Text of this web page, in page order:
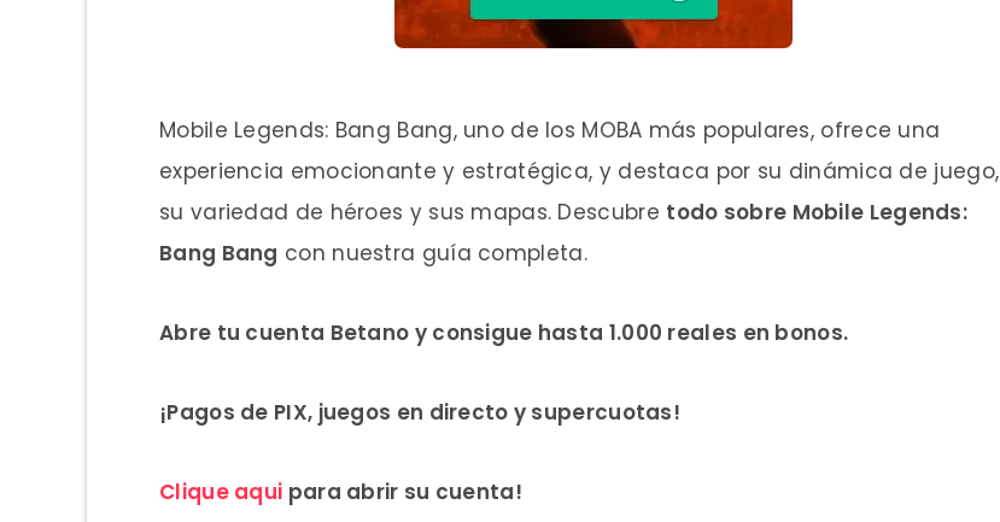
Mobile Legends: Bang Bang, uno de los MOBA más populares, ofrece una
experiencia emocionante y estratégica, y destaca por su dinámica de juego,
su variedad de héroes y sus mapas. Descubre todo sobre Mobile Legends:
Bang Bang con nuestra guía completa.
Abre tu cuenta Betano y consigue hasta 1.000 reales en bonos.
¡Pagos de PIX, juegos en directo y supercuotas!
Clique aqui para abrir su cuenta!